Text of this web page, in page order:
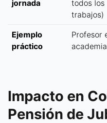
jornada
todos los
trabajos)
Ejemplo
práctico
Profesor
Impacto en
Pensión de